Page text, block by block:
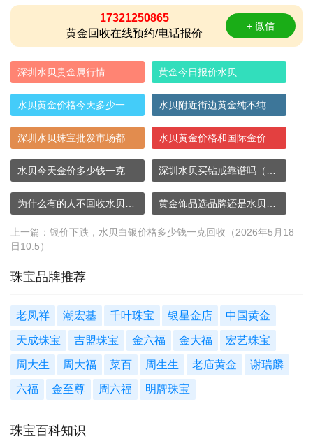
17321250865
黄金回收在线预约/电话报价
+ 微信
深圳水贝贵金属行情 黄金今日报价水贝
水贝附近街边黄金纯不纯
水贝今天金价多少钱一克
上一篇： 银价下跌，水贝白银价格多少钱一克回收（2026年5月18
日10:5）
珠宝品牌推荐
老凤祥 潮宏基 千叶珠宝 银星金店 中国黄金
天成珠宝 吉盟珠宝 金六福 金大福 宏艺珠宝
周大生 周大福 菜百 周生生 老庙黄金 谢瑞麟
六福 金至尊 周六福 明牌珠宝
珠宝百科知识